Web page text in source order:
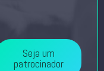
Seja um
patrocinador